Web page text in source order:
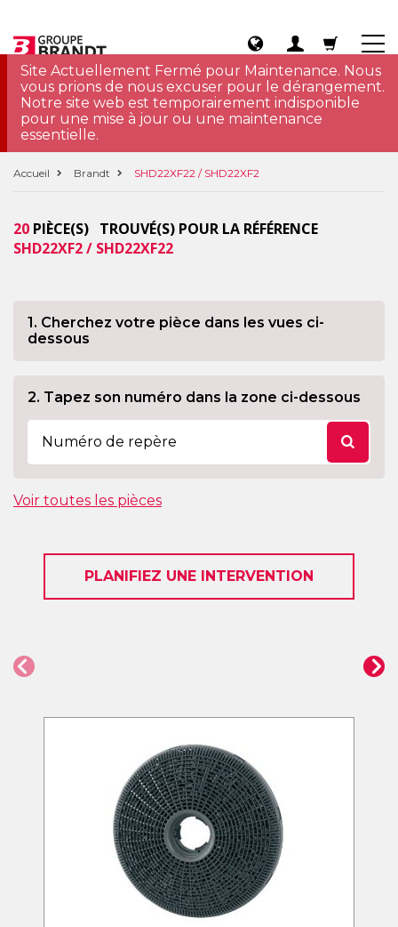
Site Actuellement Fermé pour Maintenance. Nous
vous prions de nous excuser pour le dérangement.
Notre site web est temporairement indisponible
pour une mise à jour ou une maintenance
essentielle.
Accueil Brandt SHD22XF22 / SHD22XF2
20 PIÈCE(S) TROUVÉ(S) POUR LA RÉFÉRENCE
SHD22XF2 / SHD22XF22
1. Cherchez votre pièce dans les vues ci-
dessous
2. Tapez son numéro dans la zone ci-dessous
Voir toutes les pièces
PLANIFIEZ UNE INTERVENTION